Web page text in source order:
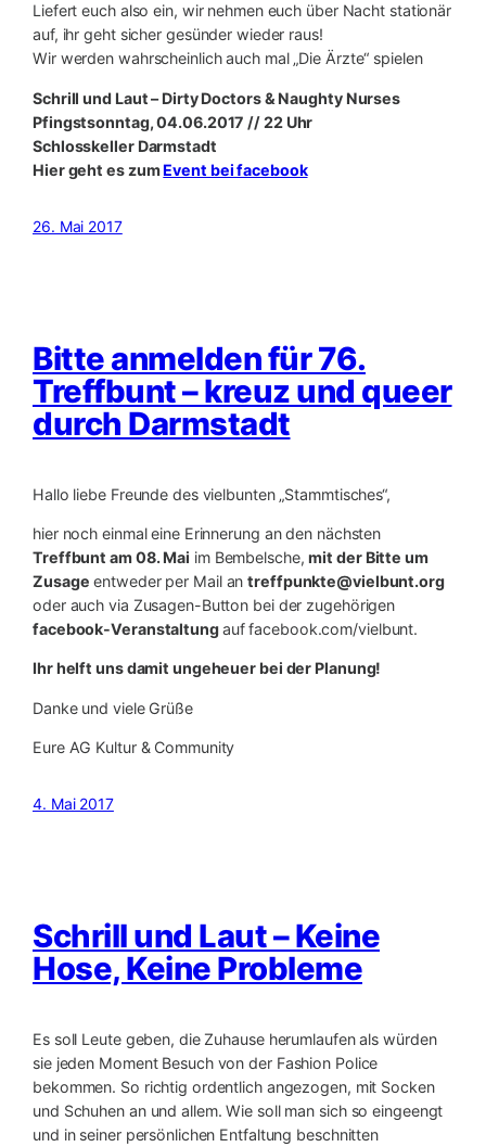
Liefert euch also ein, wir nehmen euch über Nacht stationär
auf, ihr geht sicher gesünder wieder raus!
Wir werden wahrscheinlich auch mal „Die Ärzte“ spielen
Schrill und Laut – Dirty Doctors & Naughty Nurses
Pfingstsonntag, 04.06.2017 // 22 Uhr
Schlosskeller Darmstadt
Hier geht es zumEvent bei facebook
26. Mai 2017
Bitte anmelden für 76.
Treffbunt – kreuz und queer
durch Darmstadt
Hallo liebe Freunde des vielbunten „Stammtisches“,
hier noch einmal eine Erinnerung an den nächsten
Treffbunt am 08. Mai im Bembelsche,mit der Bitte um
Zusage entweder per Mail antreffpunkte@vielbunt.org
oder auch via Zusagen-Button bei der zugehörigen
facebook-Veranstaltungauf facebook.com/vielbunt.
Ihr helft uns damit ungeheuer bei der Planung!
Danke und viele Grüße
Eure AG Kultur & Community
4. Mai 2017
Schrill und Laut – Keine
Hose, Keine Probleme
Es soll Leute geben, die Zuhause herumlaufen als würden
sie jeden Moment Besuch von der Fashion Police
bekommen. So richtig ordentlich angezogen, mit Socken
und Schuhen an und allem. Wie soll man sich so eingeengt
und in seiner persönlichen Entfaltung beschnitten